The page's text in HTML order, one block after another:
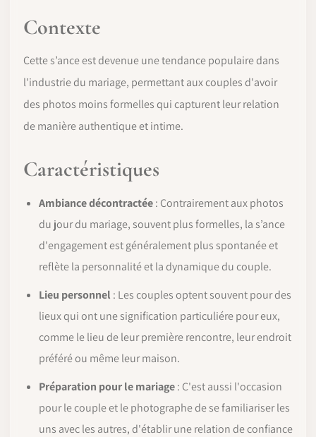
Contexte
Cette s’ance est devenue une tendance populaire dans
l'industrie du mariage, permettant aux couples d'avoir
des photos moins formelles qui capturent leur relation
de manière authentique et intime.
Caractéristiques
Ambiance décontractée: Contrairement aux photos
du jour du mariage, souvent plus formelles, la s’ance
d'engagement est généralement plus spontanée et
reflète la personnalité et la dynamique du couple.
Lieu personnel : Les couples optent souvent pour des
lieux qui ont une signification particuliére pour eux,
comme le lieu de leur première rencontre, leur endroit
préféré ou même leur maison.
Préparation pour le mariage: C'est aussi l'occasion
pour le couple et le photographe de se familiariser les
uns avec les autres, d'établir une relation de confiance